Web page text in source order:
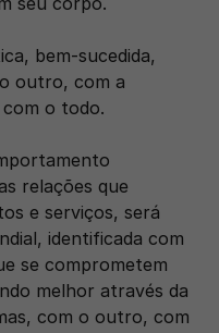
bem-sucedida,
outro, com a
o todo.
relações que
e serviços, será
identificada com
se comprometem
melhor através da
com o outro, com